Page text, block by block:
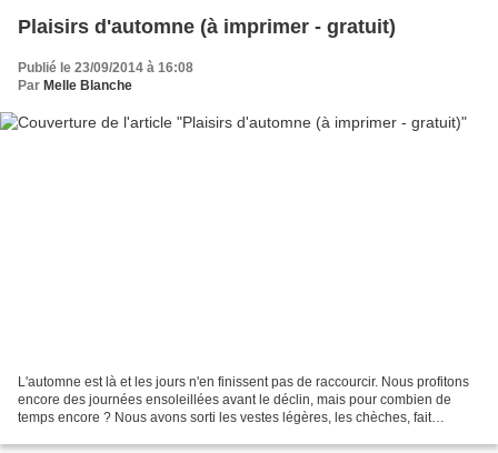
Plaisirs d'automne (à imprimer - gratuit)
Publié le 23/09/2014 à 16:08
Par Melle Blanche
L'automne est là et les jours n'en finissent pas de raccourcir. Nous profitons
encore des journées ensoleillées avant le déclin, mais pour combien de
temps encore ? Nous avons sorti les vestes légères, les chèches, fait